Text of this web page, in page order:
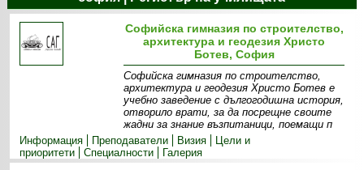
Софийска гимназия по строителство,
архитектура и геодезия Христо
Ботев, София
Софийска гимназия по строителство,
архитектура и геодезия Христо Ботев е
учебно заведение с дългогодишна история,
отворило врати, за да посрещне своите
жадни за знание възпитаници, поемащи п
Информация
Преподаватели Визия
Цели и
приоритети
Специалности Галерия